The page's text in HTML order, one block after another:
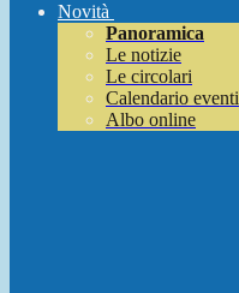
Novità
Panoramica
Le notizie
Le circolari
Calendario eventi
Albo online